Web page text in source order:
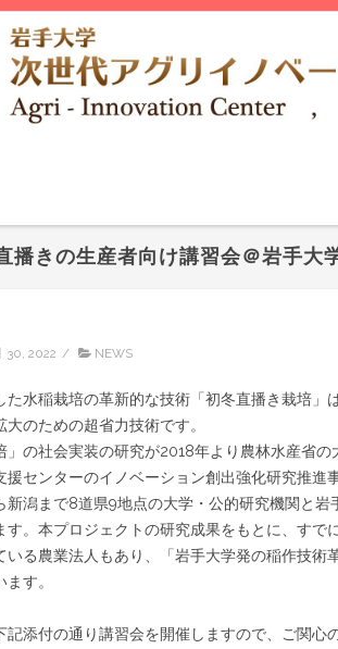
播きの生産者向け講習会＠岩手大
30, 2022 / NEWS
水稲栽培の革新的な技術「初冬直播き栽培」は
のための超省力技術です。
」の社会実装の研究が2018年より農林水産省の
援センターのイノベーション創出強化研究推進
新潟まで8道県9地点の大学・公的研究機関と岩
す。本プロジェクトの研究成果をもとに、すで
いる農業法人もあり、「岩手大学発の稲作技術
す。
記添付の通り講習会を開催しますので、ご関心